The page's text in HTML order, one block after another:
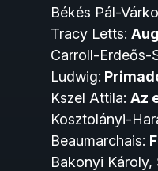
Békés Pál-
Tracy Letts:
Carroll-Erdeős-
Ludwig:
Kszel Attila: Az
Kosztolányi-
Beaumarchais:
Bakonyi Károly,